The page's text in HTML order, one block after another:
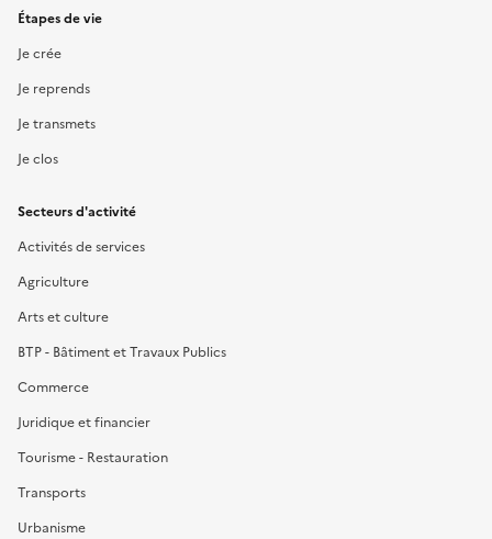
Étapes de vie
Je crée
Je reprends
Je transmets
Je clos
Secteurs d'activité
Activités de services
Agriculture
Arts et culture
BTP - Bâtiment et Travaux Publics
Commerce
Juridique et financier
Tourisme - Restauration
Transports
Urbanisme